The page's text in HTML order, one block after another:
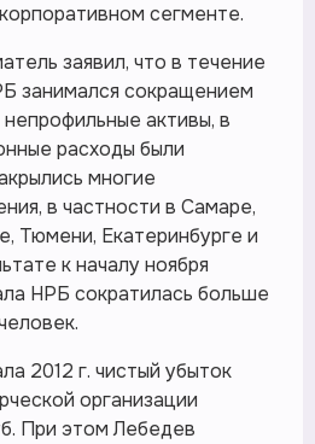
сегменте.
заявил, что в течение
занимался сокращением
активы, в
расходы были
многие
в частности в Самаре,
Тюмени, Екатеринбурге и
к началу ноября
НРБ сократилась больше
2012 г. чистый убыток
организации
При этом Лебедев